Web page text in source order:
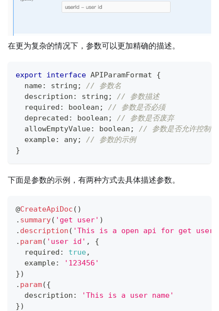
在更为复杂的情况下，参数可以更加精确的描述。
export interface APIParamFormat
{
  name
: string ;
// 参数名
  description
: string ;
// 参数描述
  required
: boolean ;
// 参数是否必须
  deprecated
: boolean ;
// 参数是否废弃
  allowEmptyValue
: boolean ;
// 参数是否允许控制
  example
: any;
// 参数的示例
}
下面是参数的示例，有两种方式去具体描述参数。
@CreateApiDoc ( )
. summary( 'get user' )
. description ( 'This is a open api for get user'
. param( 'user id' ,
{
  required
: true,
  example
:
'123456'
})
. param({
  description
:
'This is a user name'
})